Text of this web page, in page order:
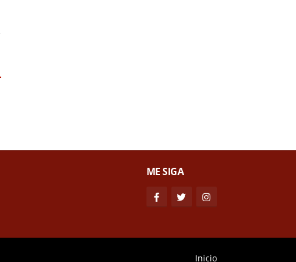
ME SIGA
Inicio